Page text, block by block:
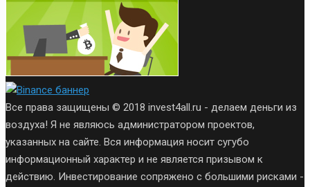
Все права защищены © 2018 invest4all.ru - делаем деньги из
воздуха! Я не являюсь администратором проектов,
указанных на сайте. Вся информация носит сугубо
информационный характер и не является призывом к
действию. Инвестирование сопряжено с большими рисками -